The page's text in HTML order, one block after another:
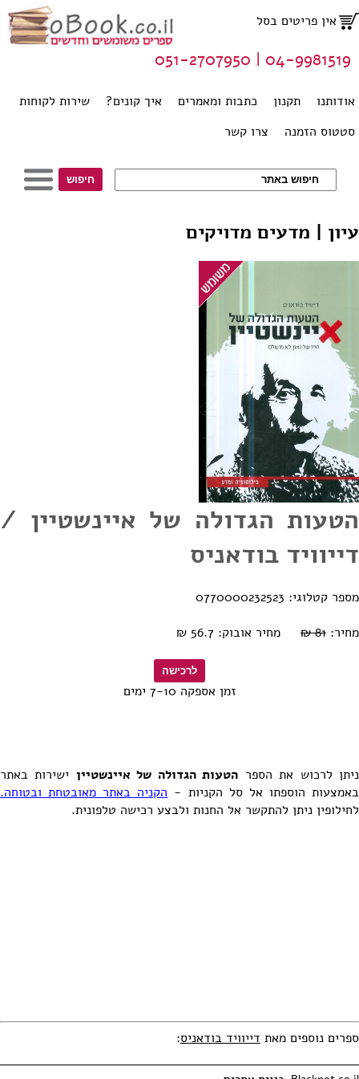
אין פריטים בסל
אודותנו תקנון כתבות ומאמרים איך קונים?
שירות לקוחות
סטטוס הזמנה
צרו קשר
04-9981519 | 051-2707950
עיון | מדעים מדויקים
הטעות הגדולה של איינשטיין /
דייוויד בודאניס
מספר קטלוגי: 0770000232523
מחיר: 81 ₪ מחיר אובוק: 56.7 ₪
זמן אספקה 7-10 ימים
ניתן לרכוש את הספר הטעות הגדולה של איינשטיין ישירות באתר
באמצעות הוספתו אל סל הקניות - הקניה באתר מאובטחת ובטוחה.
לחילופין ניתן להתקשר אל החנות ולבצע רכישה טלפונית.
ספרים נוספים מאת דייוויד בודאניס: